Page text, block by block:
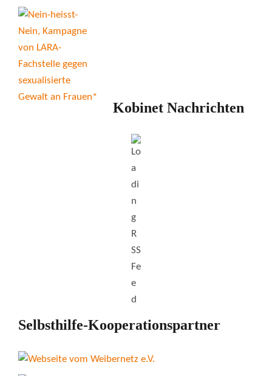
Kobinet Nachrichten
Selbsthilfe-Kooperationspartner